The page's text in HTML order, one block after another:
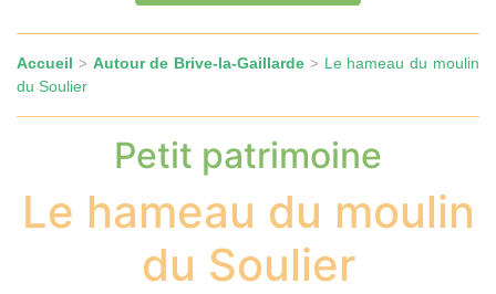
Accueil > Autour de Brive-la-Gaillarde > Le hameau du moulin
du Soulier
Petit patrimoine
Le hameau du moulin
du Soulier